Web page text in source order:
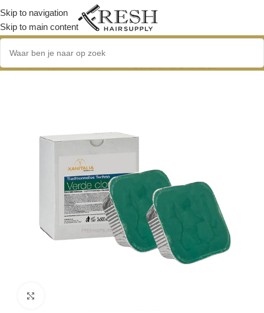
Skip to navigation
Skip to main content
Home/ Kappersbenodigdheden/ Scheren & Ontharen